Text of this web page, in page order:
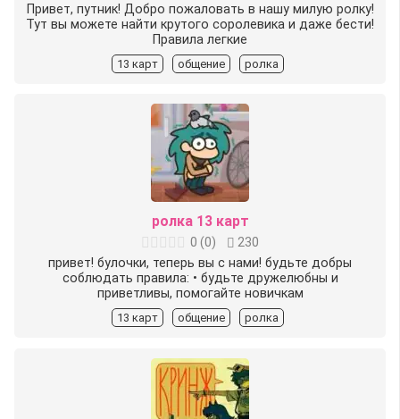
Привет, путник! Добро пожаловать в нашу милую ролку!
Тут вы можете найти крутого соролевика и даже бести!
Правила легкие
13 карт общение ролка
ролка 13 карт
0 (0)
230
привет! булочки, теперь вы с нами! будьте добры
соблюдать правила: • будьте дружелюбны и
приветливы, помогайте новичкам
13 карт общение ролка